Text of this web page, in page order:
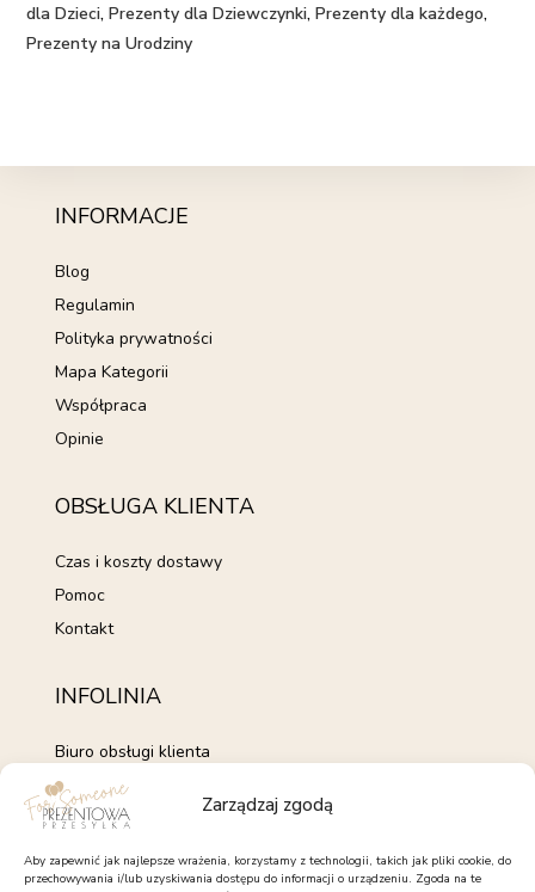
Zarządzaj zgodą
Aby zapewnić jak najlepsze wrażenia, korzystamy z technologii, takich jak pliki cookie, do
przechowywania i/lub uzyskiwania dostępu do informacji o urządzeniu. Zgoda na te
dla Dzieci,Prezenty dla Dziewczynki,Prezenty dla każdego,
Prezenty na Urodziny
INFORMACJE
Blog
Regulamin
Polityka prywatności
Mapa Kategorii
Współpraca
Opinie
OBSŁUGA KLIENTA
Czas i koszty dostawy
Pomoc
Kontakt
INFOLINIA
Biuro obsługi klienta
+48 735 843 843
pon. - pt. 7:00 - 15:00
kontakt@forsomeone.pl